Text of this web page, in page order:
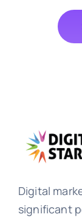
Digital
significant